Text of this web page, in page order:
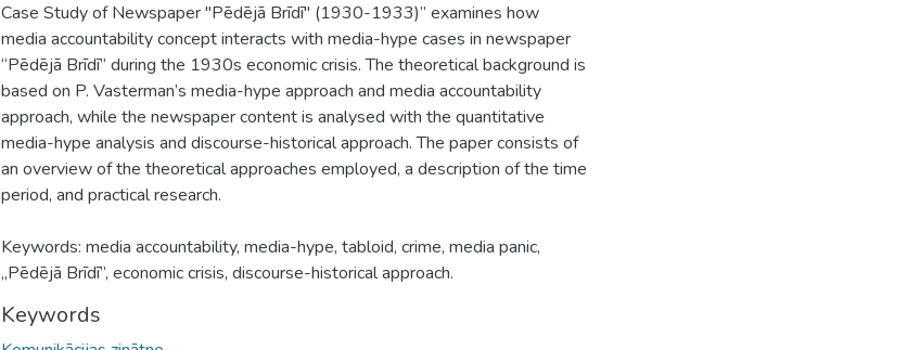
Case Study of Newspaper "Pēdējā Brīdī" (1930-1933)” examines how
media accountability concept interacts with media-hype cases in newspaper
“Pēdējā Brīdī” during the 1930s economic crisis. The theoretical background is
based on P. Vasterman’s media-hype approach and media accountability
approach, while the newspaper content is analysed with the quantitative
media-hype analysis and discourse-historical approach. The paper consists of
an overview of the theoretical approaches employed, a description of the time
period, and practical research.
Keywords: media accountability, media-hype, tabloid, crime, media panic,
„Pēdējā Brīdī”, economic crisis, discourse-historical approach.
Keywords